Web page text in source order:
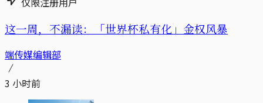
这一周，不漏读：「世界杯私有化」金权风暴
端传媒编辑部
3 小时前